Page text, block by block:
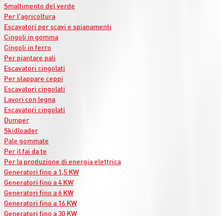
Smaltimento del verde
Per l'agricoltura
Escavatori per scavi e spianamenti
Cingoli in gomma
Cingoli in ferro
Per piantare pali
Escavatori cingolati
Per stappare ceppi
Escavatori cingolati
Lavori con legna
Escavatori cingolati
Dumper
Skidloader
Pale gommate
Per il fai da te
Per la produzione di energia elettrica
Generatori fino a 1,5 KW
Generatori fino a 4 KW
Generatori fino a 6 KW
Generatori fino a 16 KW
Generatori fino a 30 KW